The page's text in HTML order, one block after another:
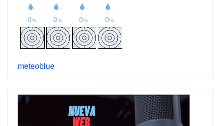
meteoblue